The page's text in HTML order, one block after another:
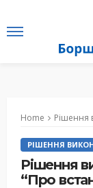
Home Рішення
РІШЕННЯ
Рішення
“Про